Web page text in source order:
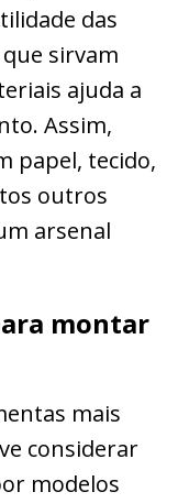
das
sirvam
ajuda a
Assim,
papel, tecido,
outros
arsenal
montar
mais
considerar
modelos